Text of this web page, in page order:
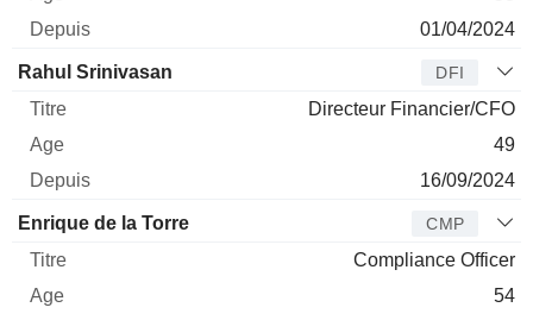
01/04/2024
Rahul Srinivasan DFI
Directeur Financier/CFO
49
16/09/2024
Enrique de la Torre CMP
Compliance Officer
54